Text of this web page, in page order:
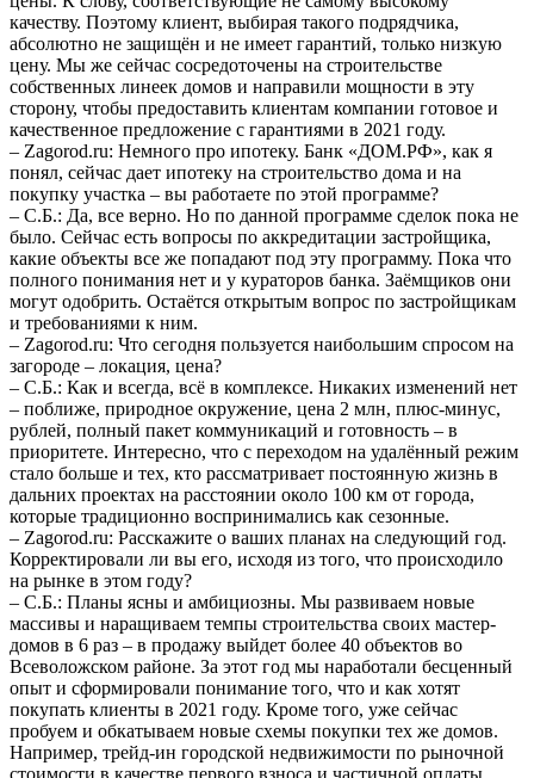
качеству. Поэтому клиент, выбирая такого подрядчика,
абсолютно не защищён и не имеет гарантий, только низкую
цену. Мы же сейчас сосредоточены на строительстве
собственных линеек домов и направили мощности в эту
сторону, чтобы предоставить клиентам компании готовое и
качественное предложение с гарантиями в 2021 году.
– Zagorod.ru: Немного про ипотеку. Банк «ДОМ.РФ», как я
понял, сейчас дает ипотеку на строительство дома и на
покупку участка – вы работаете по этой программе?
– С.Б.: Да, все верно. Но по данной программе сделок пока не
было. Сейчас есть вопросы по аккредитации застройщика,
какие объекты все же попадают под эту программу. Пока что
полного понимания нет и у кураторов банка. Заёмщиков они
могут одобрить. Остаётся открытым вопрос по застройщикам
и требованиями к ним.
– Zagorod.ru: Что сегодня пользуется наибольшим спросом на
загороде – локация, цена?
– С.Б.: Как и всегда, всё в комплексе. Никаких изменений нет
– поближе, природное окружение, цена 2 млн, плюс-минус,
рублей, полный пакет коммуникаций и готовность – в
приоритете. Интересно, что с переходом на удалённый режим
стало больше и тех, кто рассматривает постоянную жизнь в
дальних проектах на расстоянии около 100 км от города,
которые традиционно воспринимались как сезонные.
– Zagorod.ru: Расскажите о ваших планах на следующий год.
Корректировали ли вы его, исходя из того, что происходило
на рынке в этом году?
– С.Б.: Планы ясны и амбициозны. Мы развиваем новые
массивы и наращиваем темпы строительства своих мастер-
домов в 6 раз – в продажу выйдет более 40 объектов во
Всеволожском районе. За этот год мы наработали бесценный
опыт и сформировали понимание того, что и как хотят
покупать клиенты в 2021 году. Кроме того, уже сейчас
пробуем и обкатываем новые схемы покупки тех же домов.
Например, трейд-ин городской недвижимости по рыночной
стоимости в качестве первого взноса и частичной оплаты